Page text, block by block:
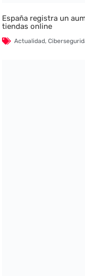
España registra un
tiendas online
Actualidad,